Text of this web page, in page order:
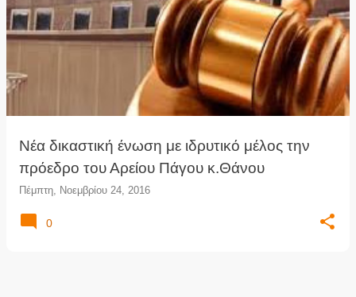
Νέα δικαστική ένωση με ιδρυτικό μέλος την
πρόεδρο του Αρείου Πάγου κ.Θάνου
Πέμπτη, Νοεμβρίου 24, 2016
0